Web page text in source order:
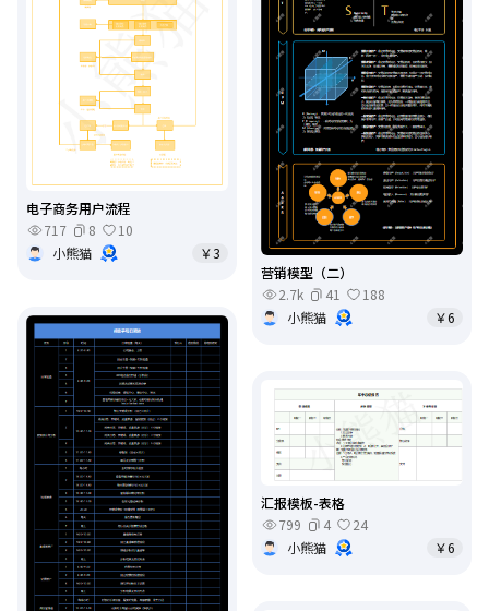
营销模型（二）
2.7k
41
188
小熊猫
￥6
电子商务用户流程
717
8
10
小熊猫
￥3
汇报模板-表格
799
4
24
小熊猫
￥6